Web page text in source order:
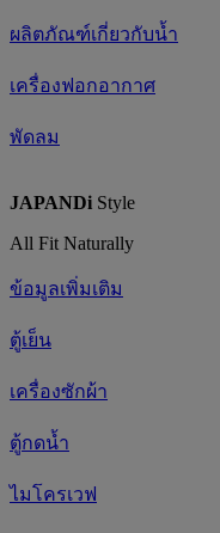
ผลิตภัณฑ์เกี่ยวกับน้ำ
เครื่องฟอกอากาศ
พัดลม
JAPANDi Style
All Fit Naturally
ข้อมูลเพิ่มเติม
ตู้เย็น
เครื่องซักผ้า
ตู้กดน้ำ
ไมโครเวฟ